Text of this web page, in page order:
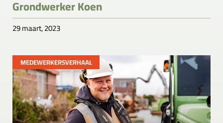
Grondwerker Koen
29 maart, 2023
MEDEWERKERSVERHAAL